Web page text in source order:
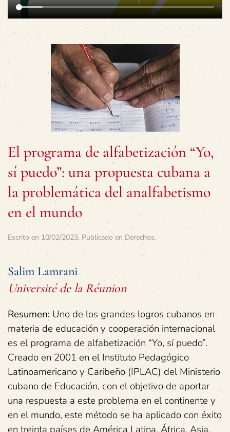
El programa de alfabetización “Yo,
sí puedo”: una propuesta cubana a
la problemática del analfabetismo
en el mundo
Escrito en 10/02/2023. Publicado en Derechos.
Salim Lamrani
Université de la Réunion
Resumen: Uno de los grandes logros cubanos en
materia de educación y cooperación internacional
es el programa de alfabetización “Yo, sí puedo”.
Creado en 2001 en el Instituto Pedagógico
Latinoamericano y Caribeño (IPLAC) del Ministerio
cubano de Educación, con el objetivo de aportar
una respuesta a este problema en el continente y
en el mundo, este método se ha aplicado con éxito
en treinta países de América Latina, África, Asia,